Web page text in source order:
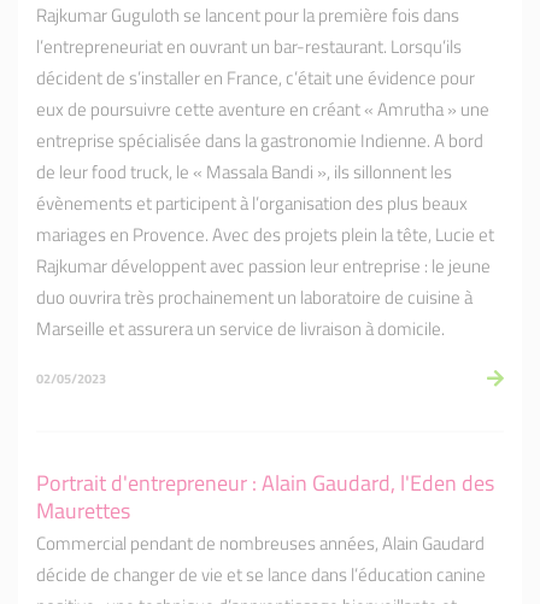
Rajkumar Guguloth se lancent pour la première fois dans
l’entrepreneuriat en ouvrant un bar-restaurant. Lorsqu’ils
décident de s’installer en France, c’était une évidence pour
eux de poursuivre cette aventure en créant « Amrutha » une
entreprise spécialisée dans la gastronomie Indienne. A bord
de leur food truck, le « Massala Bandi », ils sillonnent les
évènements et participent à l’organisation des plus beaux
mariages en Provence. Avec des projets plein la tête, Lucie et
Rajkumar développent avec passion leur entreprise : le jeune
duo ouvrira très prochainement un laboratoire de cuisine à
Marseille et assurera un service de livraison à domicile.
02/05/2023
Portrait d'entrepreneur : Alain Gaudard, l'Eden des
Maurettes
Commercial pendant de nombreuses années, Alain Gaudard
décide de changer de vie et se lance dans l’éducation canine